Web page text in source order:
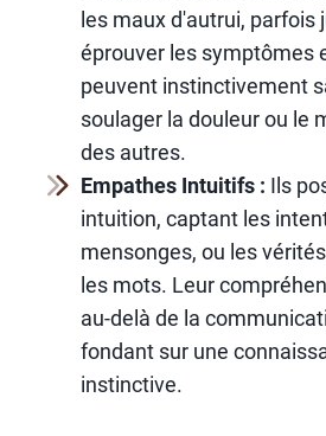
les maux d'autrui, parfois
éprouver les symptômes
peuvent instinctivement
soulager la douleur ou le
des autres.
Empathes Intuitifs : Ils
intuition, captant les
mensonges, ou les
les mots. Leur
au-delà de la
fondant sur une
instinctive.